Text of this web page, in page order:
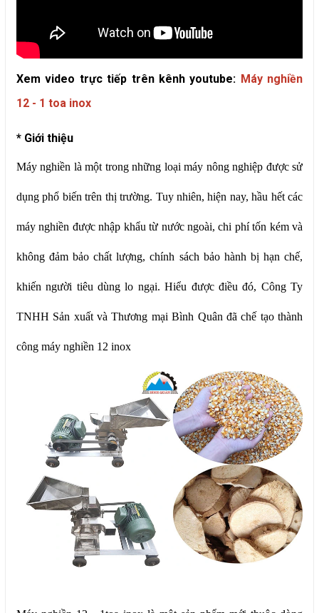
Xem video trực tiếp trên kênh youtube: Máy nghiền
12 - 1 toa inox
* Giới thiệu
Máy nghiền là một trong những loại máy nông nghiệp được sử
dụng phổ biến trên thị trường. Tuy nhiên, hiện nay, hầu hết các
máy nghiền được nhập khẩu từ nước ngoài, chi phí tốn kém và
không đảm bảo chất lượng, chính sách bảo hành bị hạn chế,
khiến người tiêu dùng lo ngại. Hiểu được điều đó, Công Ty
TNHH Sản xuất và Thương mại Bình Quân đã chế tạo thành
công máy nghiền 12 inox